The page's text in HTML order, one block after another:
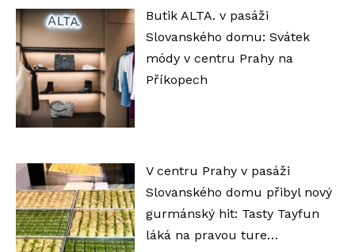
Butik ALTA. v pasáži
Slovanského domu: Svátek
módy v centru Prahy na
Příkopech
V centru Prahy v pasáži
Slovanského domu přibyl nový
gurmánský hit: Tasty Tayfun
láká na pravou ture…